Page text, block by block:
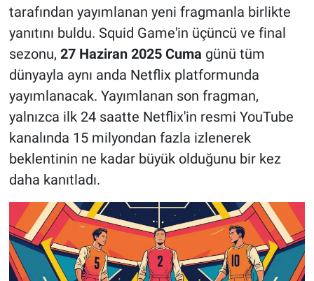
tarafından yayımlanan yeni fragmanla birlikte
yanıtını buldu. Squid Game'in üçüncü ve final
sezonu, 27 Haziran 2025 Cuma günü tüm
dünyayla aynı anda Netflix platformunda
yayımlanacak. Yayımlanan son fragman,
yalnızca ilk 24 saatte Netflix'in resmi YouTube
kanalında 15 milyondan fazla izlenerek
beklentinin ne kadar büyük olduğunu bir kez
daha kanıtladı.